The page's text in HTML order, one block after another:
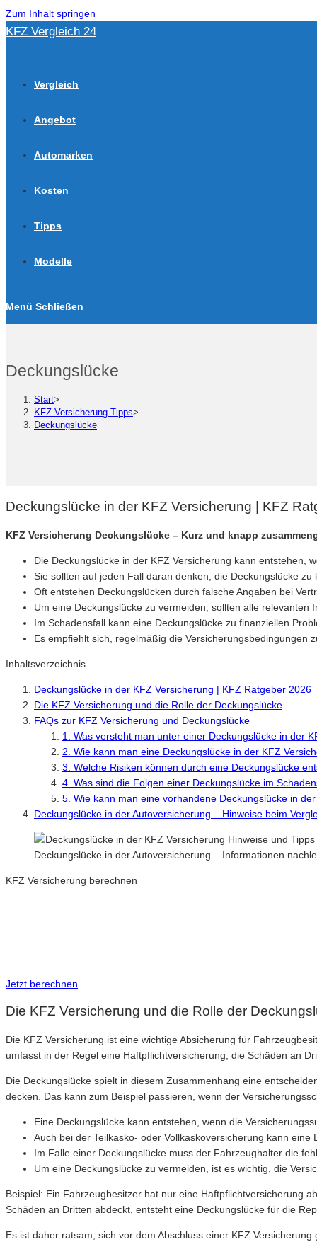
Zum Inhalt springen
KFZ Vergleich 24
Vergleich
Angebot
Automarken
Kosten
Tipps
Modelle
Menü Schließen
Deckungslücke
Start>
KFZ Versicherung Tipps>
Deckungslücke
Deckungslücke in der KFZ Versicherung | KFZ
KFZ Versicherung Deckungslücke – Kurz und knapp
Die Deckungslücke in der KFZ Versicherung kann entstehen,
Sie sollten auf jeden Fall daran denken, die Deckungslücke
Oft entstehen Deckungslücken durch falsche Angaben bei
Um eine Deckungslücke zu vermeiden, sollten alle relevanten
Im Schadensfall kann eine Deckungslücke zu finanziellen
Es empfiehlt sich, regelmäßig die
Inhaltsverzeichnis
Deckungslücke in der KFZ Versicherung | KFZ Ratgeber 2026
Die KFZ Versicherung und die Rolle der Deckungslücke
FAQs zur KFZ Versicherung und Deckungslücke
1. Was versteht man unter einer Deckungslücke in der
2. Wie kann man eine Deckungslücke in der KFZ
3. Welche Risiken können durch eine Deckungslücke
4. Was sind die Folgen einer Deckungslücke im
5. Wie kann man eine vorhandene Deckungslücke in
Deckungslücke in der Autoversicherung – Hinweise beim
Deckungslücke in der Autoversicherung – Informationen
KFZ Versicherung berechnen
Jetzt berechnen
Die KFZ Versicherung und die Rolle der
Die KFZ Versicherung ist eine wichtige Absicherung für
umfasst in der Regel eine Haftpflichtversicherung, die Schäden an
Die Deckungslücke spielt in diesem Zusammenhang eine
decken. Das kann zum Beispiel passieren, wenn der
Eine Deckungslücke kann entstehen, wenn die
Auch bei der Teilkasko- oder Vollkaskoversicherung kann
Im Falle einer Deckungslücke muss der Fahrzeughalter die
Um eine Deckungslücke zu vermeiden, ist es wichtig, die
Beispiel: Ein Fahrzeugbesitzer hat nur eine Haftpflichtversicherung
Schäden an Dritten abdeckt, entsteht eine Deckungslücke für die
Es ist daher ratsam, sich vor dem Abschluss einer KFZ